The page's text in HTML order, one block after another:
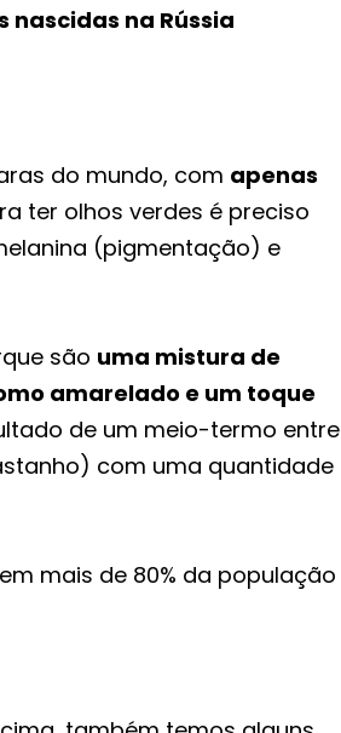
na Rússia
do mundo, com apenas
ter olhos verdes é preciso
(pigmentação) e
são uma mistura de
amarelado e um toque
de um meio-termo entre
com uma quantidade
mais de 80% da população